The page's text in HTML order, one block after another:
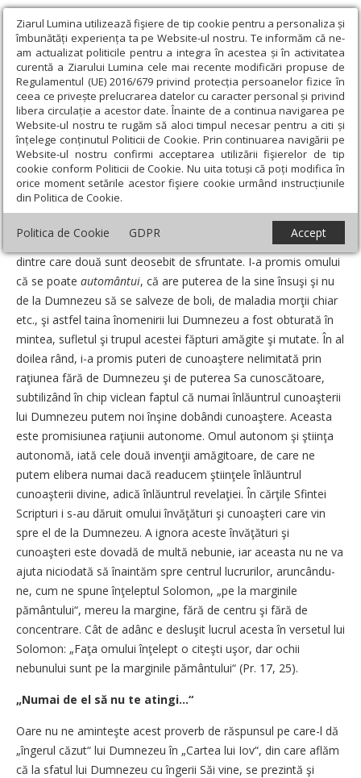
Ziarul Lumina utilizează fişiere de tip cookie pentru a personaliza și
îmbunătăți experiența ta pe Website-ul nostru. Te informăm că ne-
am actualizat politicile pentru a integra în acestea și în activitatea
curentă a Ziarului Lumina cele mai recente modificări propuse de
Regulamentul (UE) 2016/679 privind protecția persoanelor fizice în
ceea ce privește prelucrarea datelor cu caracter personal și privind
libera circulație a acestor date. Înainte de a continua navigarea pe
Website-ul nostru te rugăm să aloci timpul necesar pentru a citi și
înțelege conținutul Politicii de Cookie. Prin continuarea navigării pe
Website-ul nostru confirmi acceptarea utilizării fişierelor de tip
cookie conform Politicii de Cookie. Nu uita totuși că poți modifica în
orice moment setările acestor fişiere cookie urmând instrucțiunile
din Politica de Cookie.
Politica de Cookie GDPR Accept
Ziarul Lumina › Opinii › Repere și idei › Iov sau despre Eul pur
Iov sau despre Eul pur
Un articol de:Ilie Bădescu
Ştiinţa lumii moderne a făcut multe promisiuni mincinoase,
dintre care două sunt deosebit de sfruntate. I-a promis omului
că se poate automântui, că are puterea de la sine însuşi şi nu
de la Dumnezeu să se salveze de boli, de maladia morţii chiar
etc., şi astfel taina înomenirii lui Dumnezeu a fost obturată în
mintea, sufletul şi trupul acestei făpturi amăgite şi mutate. În al
doilea rând, i-a promis puteri de cunoaştere nelimitată prin
raţiunea fără de Dumnezeu şi de puterea Sa cunoscătoare,
subtilizând în chip viclean faptul că numai înlăuntrul cunoaşterii
lui Dumnezeu putem noi înşine dobândi cunoaştere. Aceasta
este promisiunea raţiunii autonome. Omul autonom şi ştiinţa
autonomă, iată cele două invenţii amăgitoare, de care ne
putem elibera numai dacă readucem ştiinţele înlăuntrul
cunoaşterii divine, adică înlăuntrul revelaţiei. În cărţile Sfintei
Scripturi i s-au dăruit omului învăţături şi cunoaşteri care vin
spre el de la Dumnezeu. A ignora aceste învăţături şi
cunoaşteri este dovadă de multă nebunie, iar aceasta nu ne va
ajuta niciodată să înaintăm spre centrul lucrurilor, aruncându-
ne, cum ne spune înţeleptul Solomon, „pe la marginile
pământului“, mereu la margine, fără de centru şi fără de
concentrare. Cât de adânc e desluşit lucrul acesta în versetul lui
Solomon: „Faţa omului înţelept o citeşti uşor, dar ochii
nebunului sunt pe la marginile pământului“ (Pr. 17, 25).
„Numai de el să nu te atingi...“
Oare nu ne aminteşte acest proverb de răspunsul pe care-l dă
„îngerul căzut“ lui Dumnezeu în „Cartea lui Iov“, din care aflăm
că la sfatul lui Dumnezeu cu îngerii Săi vine, se prezintă şi